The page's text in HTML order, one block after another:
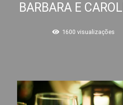
BARBARA E
1600 visualizações